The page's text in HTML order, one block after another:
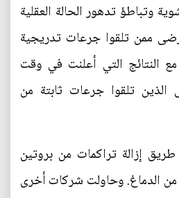
وتباطؤ تدهور الحالة العقلية
ممن تلقوا جرعات تدريجية
مع النتائج التي أعلنت في وقت
الذين تلقوا جرعات ثابتة من
إزالة تراكمات من بروتين
من الدماغ. وحاولت شركات أخرى